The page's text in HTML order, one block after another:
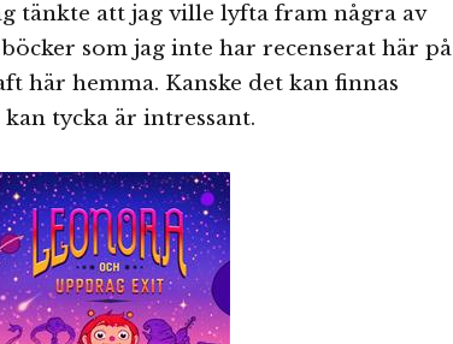
tänkte att jag ville lyfta fram några av
som jag inte har recenserat här på
här hemma. Kanske det kan finnas
tycka är intressant.